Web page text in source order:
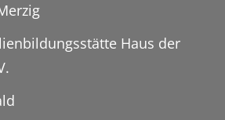
Haus der